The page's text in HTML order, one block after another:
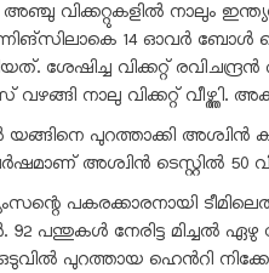
വിക്കറ്റുകളിൽ നാലും ഇന്ത്യൻ
14 ഓവർ ബോൾ
ശേഷിച്ച വിക്കറ്റ്
നാലു വിക്കറ്റ് വീഴ്ത്തി.
യങ്ങിനെ പുറത്താക്കി അശ്വിൻ
അശ്വിൻ ടെസ്റ്റിൽ 50
പകരക്കാരനായി
പന്തുകൾ നേരിട്ട മിച്ചൽ
ഒടുവിൽ പുറത്തായ ഹെൻറി